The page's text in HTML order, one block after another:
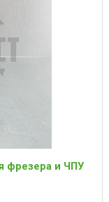
фрезера и ЧПУ